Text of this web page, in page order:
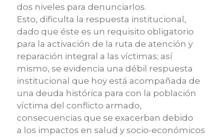
dos niveles para denunciarlos.
Esto, dificulta la respuesta institucional,
dado que éste es un requisito obligatorio
para la activación de la ruta de atención y
reparación integral a las víctimas; así
mismo, se evidencia una débil respuesta
institucional que hoy está acompañada de
una deuda histórica para con la población
víctima del conflicto armado,
consecuencias que se exacerban debido
a los impactos en salud y socio-económicos